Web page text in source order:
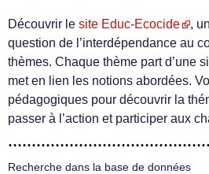
Découvrir le site Educ-Ecocide
,
question de l’interdépendance au
thèmes. Chaque thème part d’une
met en lien les notions abordées.
pédagogiques pour découvrir la
passer à l’action et participer aux
Recherche dans la base de données